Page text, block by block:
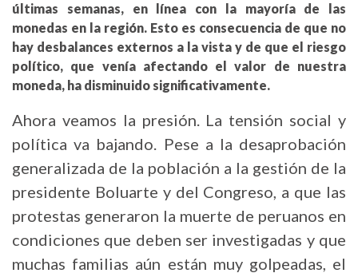
últimas semanas, en línea con la mayoría de las
monedas en la región. Esto es consecuencia de que no
hay desbalances externos a la vista y de que el riesgo
político, que venía afectando el valor de nuestra
moneda, ha disminuido significativamente.
Ahora veamos la presión. La tensión social y
política va bajando. Pese a la desaprobación
generalizada de la población a la gestión de la
presidente Boluarte y del Congreso, a que las
protestas generaron la muerte de peruanos en
condiciones que deben ser investigadas y que
muchas familias aún están muy golpeadas, el